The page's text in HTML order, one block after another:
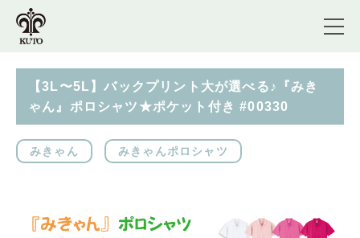
【3L〜5L】バックプリント大が選べる♪『みき
ゃん』ポロシャツ★ポケット付き #00330
みきゃん みきゃんポロシャツ